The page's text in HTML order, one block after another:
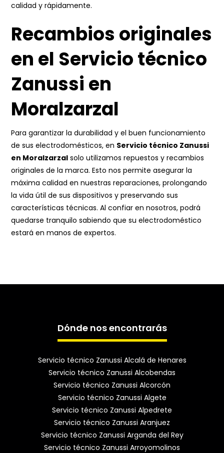
calidad y rápidamente.
Recambios originales
en el Servicio técnico
Zanussi en
Moralzarzal
Para garantizar la durabilidad y el buen funcionamiento
de sus electrodomésticos, en Servicio técnico Zanussi
en Moralzarzal solo utilizamos repuestos y recambios
originales de la marca. Esto nos permite asegurar la
máxima calidad en nuestras reparaciones, prolongando
la vida útil de sus dispositivos y preservando sus
características técnicas. Al confiar en nosotros, podrá
quedarse tranquilo sabiendo que su electrodoméstico
estará en manos de expertos.
Dónde nos encontrarás
Servicio técnico Zanussi Alcalá de Henares
Servicio técnico Zanussi Alcobendas
Servicio técnico Zanussi Alcorcón
Servicio técnico Zanussi Algete
Servicio técnico Zanussi Alpedrete
Servicio técnico Zanussi Aranjuez
Servicio técnico Zanussi Arganda del Rey
Servicio técnico Zanussi Arroyomolinos